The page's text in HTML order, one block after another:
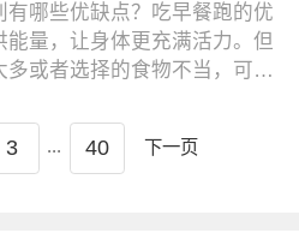
有哪些优缺点？吃早餐跑的优
能量，让身体更充满活力。但
多或者选择的食物不当，可能
3 ... 40 下一页